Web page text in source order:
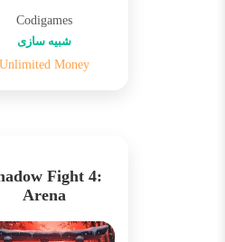
Codigames
شبیه سازی
Unlimited Money
Fight 4:
Arena